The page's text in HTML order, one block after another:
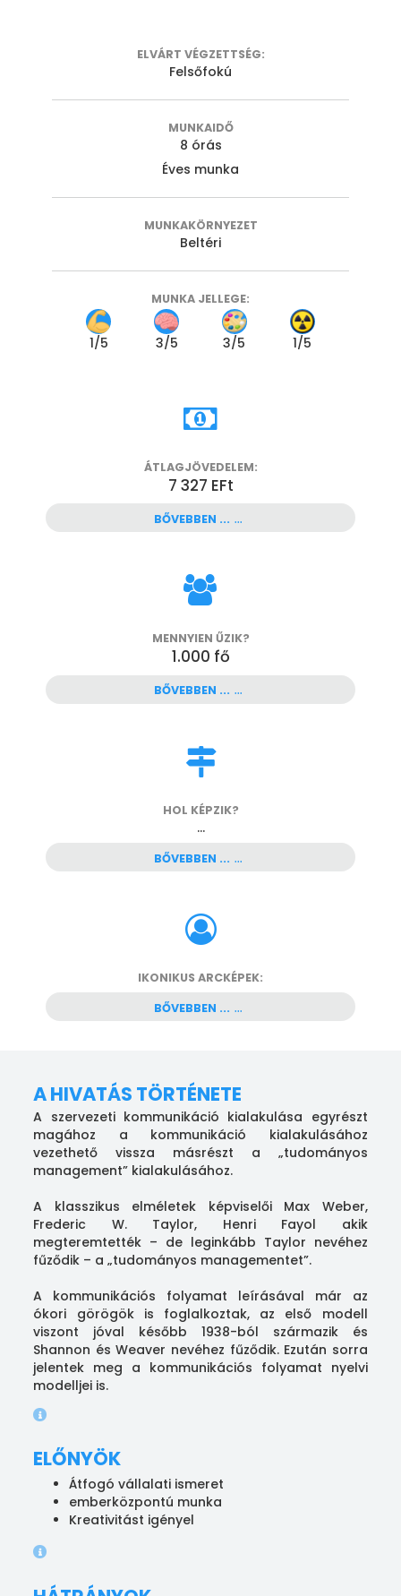
ELVÁRT VÉGZETTSÉG:
Felsőfokú
MUNKAIDŐ
8 órás
Éves munka
MUNKAKÖRNYEZET
Beltéri
MUNKA JELLEGE:
1/5 3/5 3/5 1/5
ÁTLAGJÖVEDELEM:
7 327 EFt
BŐVEBBEN ...
MENNYIEN ŰZIK?
1.000 fő
BŐVEBBEN ...
HOL KÉPZIK?
...
BŐVEBBEN ...
IKONIKUS ARCKÉPEK:
BŐVEBBEN ...
A HIVATÁS TÖRTÉNETE
A szervezeti kommunikáció kialakulása egyrészt
magához a kommunikáció kialakulásához
vezethető vissza másrészt a „tudományos
management” kialakulásához.
A klasszikus elméletek képviselői Max Weber,
Frederic W. Taylor, Henri Fayol akik
megteremtették – de leginkább Taylor nevéhez
fűződik – a „tudományos managementet”.
A kommunikációs folyamat leírásával már az
ókori görögök is foglalkoztak, az első modell
viszont jóval később 1938-ból származik és
Shannon és Weaver nevéhez fűződik. Ezután sorra
jelentek meg a kommunikációs folyamat nyelvi
modelljei is.
ELŐNYÖK
Átfogó vállalati ismeret
emberközpontú munka
Kreativitást igényel